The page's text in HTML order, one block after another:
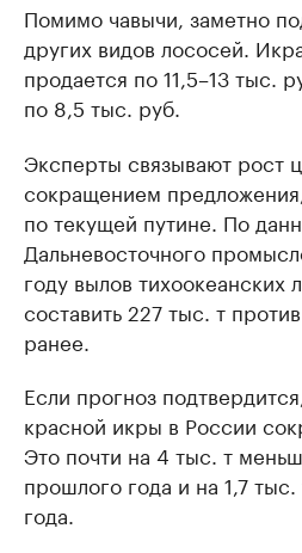
Помимо чавычи, заметно
других видов лососей.
продается по 11,5–13 тыс.
по 8,5 тыс. руб.
Эксперты связывают рост
сокращением
по текущей путине. По
Дальневосточного
году вылов тихоокеанских
составить 227 тыс. т
ранее.
Если прогноз
красной икры в России
Это почти на 4 тыс. т
прошлого года и на 1,7
года.